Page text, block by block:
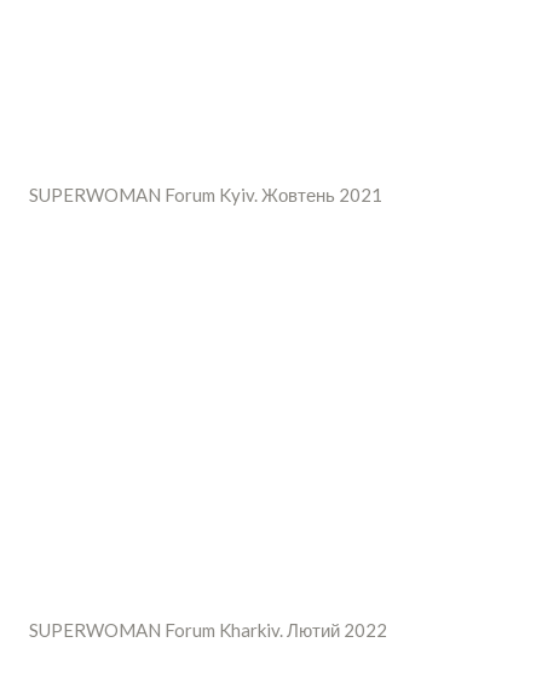
SUPERWOMAN Forum Kyiv. Жовтень 2021
SUPERWOMAN Forum Kharkiv. Лютий 2022